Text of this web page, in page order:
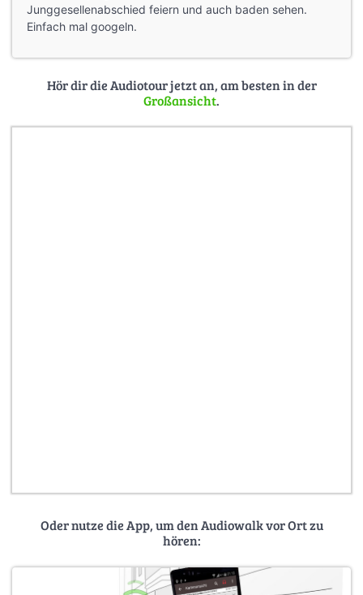
Junggesellenabschied feiern und auch baden sehen.
Einfach mal googeln.
Hör dir die Audiotour jetzt an, am besten in der
Großansicht.
Oder nutze die App, um den Audiowalk vor Ort zu
hören: